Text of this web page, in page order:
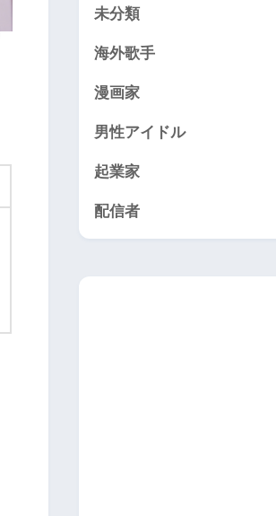
未分類
海外歌手
漫画家
男性アイドル
起業家
配信者